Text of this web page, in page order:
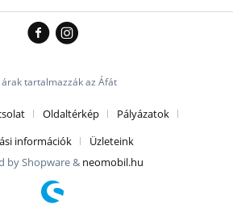
árak tartalmazzák az Áfát
Oldaltérkép
Pályázatok
információk
Üzleteink
by Shopware & neomobil.hu